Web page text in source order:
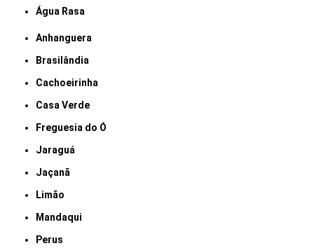
Água Rasa
Anhanguera
Brasilândia
Cachoeirinha
Casa Verde
Freguesia do Ó
Jaraguá
Jaçanã
Limão
Mandaqui
Perus